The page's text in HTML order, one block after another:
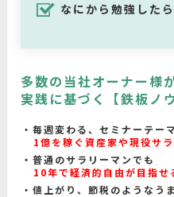
なにから勉強した
多数の当社オーナー様
実践に基づく【鉄板ノ
毎週変わる、セミナーテー
1億を稼ぐ資産家や現役サ
普通のサラリーマンでも
10年で経済的自由が目指せ
値上がり、節税のようなう